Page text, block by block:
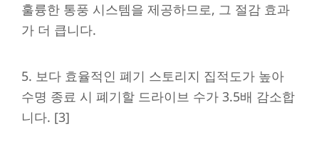
훌륭한 통풍 시스템을 제공하므로, 그 절감 효과
가 더 큽니다.
5. 보다 효율적인 폐기 스토리지 집적도가 높아
수명 종료 시 폐기할 드라이브 수가 3.5배 감소합
니다. [3]